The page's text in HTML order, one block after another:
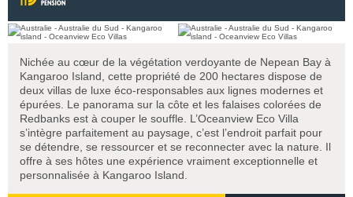
Nichée au cœur de la végétation verdoyante de Nepean Bay à
Kangaroo Island, cette propriété de 200 hectares dispose de
deux villas de luxe éco-responsables aux lignes modernes et
épurées. Le panorama sur la côte et les falaises colorées de
Redbanks est à couper le souffle. L’Oceanview Eco Villa
s’intègre parfaitement au paysage, c’est l’endroit parfait pour
se détendre, se ressourcer et se reconnecter avec la nature. Il
offre à ses hôtes une expérience vraiment exceptionnelle et
personnalisée à Kangaroo Island.